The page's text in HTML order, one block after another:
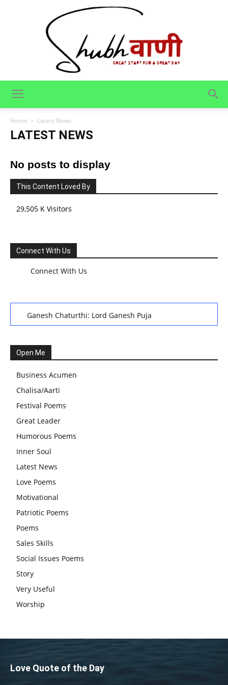
Home Latest News
LATEST NEWS
No posts to display
This Content Loved By
29,505 K Visitors
Connect With Us
Connect With Us
Ganesh Chaturthi: Lord Ganesh Puja
Festival: A Celebration of Tradition and Womanhood
स्वामी अवधेशानंद जी गिरि के जीवन सूत्र:किन चीजों के कारण लोग अशांत
और असंतुलित रहते हैं?
आज का जीवन मंत्र:महिलाएं पुरुषों से श्रेष्ठ होती हैं, हमेशा उनका सम्मान
करना चाहिए और उन्हें पूजनीय दृष्टि से देखना चाहिए
वट सावित्री पूजा विधि और कथा:इस व्रत में सौलह श्रृंगार से सजती हैं
महिलाएं, करती हैं देवी सावित्री और बरगद की पूजा
CBSE 12वीं परीक्षा रद्द होने का असर:बच्चों को अब फोकस कॉम्पिटिटिव
एग्जाम पर करना चाहिए, तनाव लेने की जरूरत नहीं
Open Me
Business Acumen
Chalisa/Aarti
Festival Poems
Great Leader
Humorous Poems
Inner Soul
Latest News
Love Poems
Motivational
Patriotic Poems
Poems
Sales Skills
Social Issues Poems
Story
Very Useful
Worship
Love Quote of the Day